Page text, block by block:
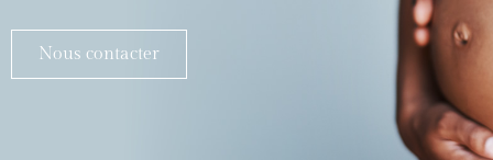
Nous contacter